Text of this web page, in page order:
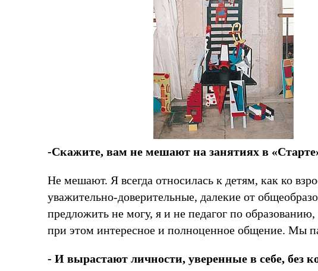
-Скажите, вам не мешают на занятиях в
Не мешают. Я всегда относилась к детям, как ко
уважительно-доверительные, далекие от
предложить не могу, я и не педагог по
при этом интересное и полноценное общение. Мы
- И вырастают личности, уверенные в себе, без